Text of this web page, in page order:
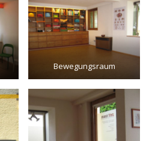
Bewegungsraum